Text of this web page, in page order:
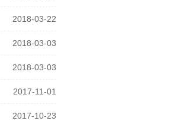
2018-03-22
2018-03-03
2018-03-03
2017-11-01
2017-10-23